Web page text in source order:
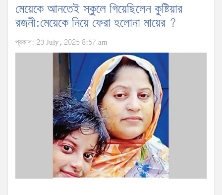
মেয়েকে আনতেই স্কুলে গিয়েছিলেন কুষ্টিয়ার
রজনী:মেয়েকে নিয়ে ফেরা হলোনা মায়ের ?
প্রকাশ: 23 July, 2025 8:57 am